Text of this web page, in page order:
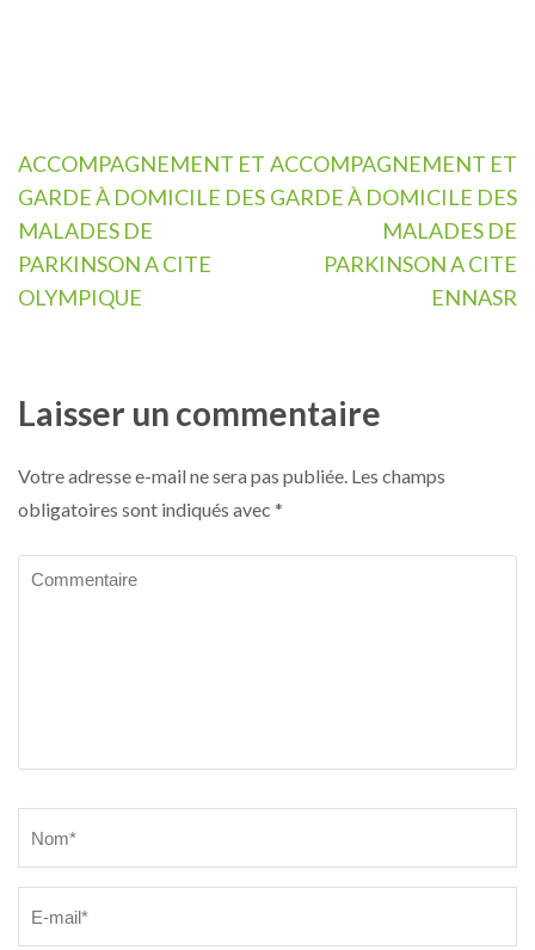
Navigation
de
l’article
ACCOMPAGNEMENT ET
GARDE À DOMICILE DES
MALADES DE
PARKINSON A CITE
OLYMPIQUE
ACCOMPAGNEMENT ET
GARDE À DOMICILE DES
MALADES DE
PARKINSON A CITE
ENNASR
Laisser un commentaire
Votre adresse e-mail ne sera pas publiée. Les champs
obligatoires sont indiqués avec *
Commentaire